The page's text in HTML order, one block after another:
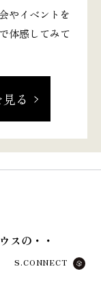
やイベントを
体感してみて
る
スの・・
S.CONNECT